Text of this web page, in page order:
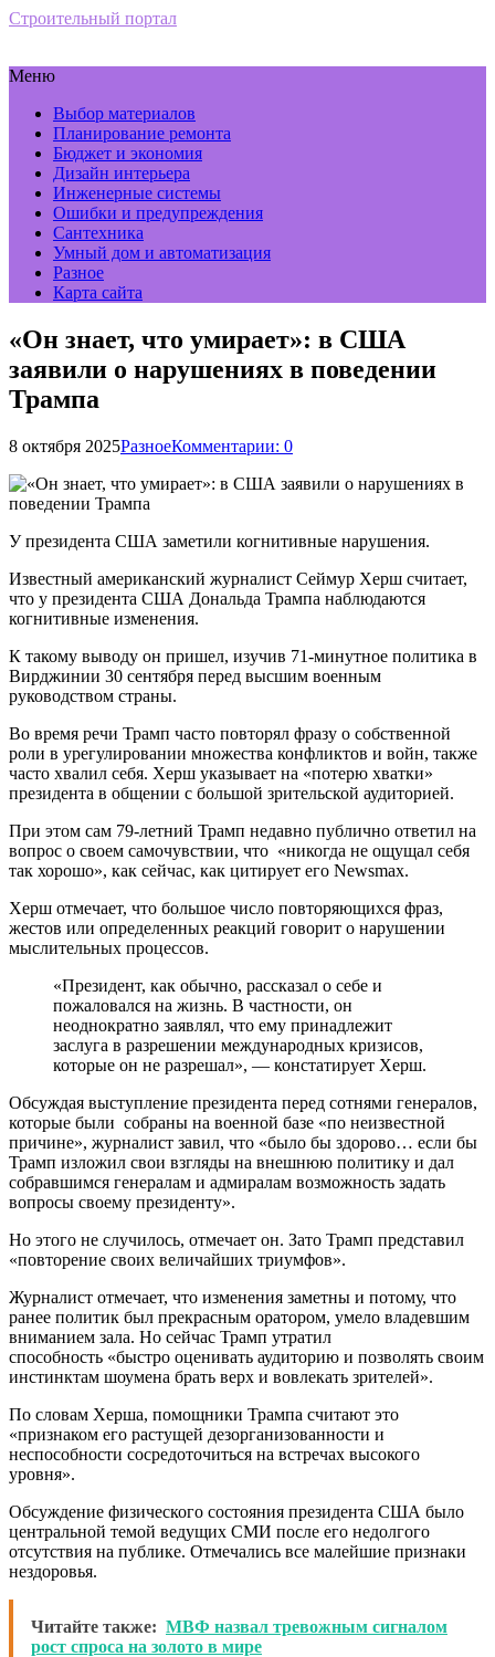
Строительный портал
Меню
Выбор материалов
Планирование ремонта
Бюджет и экономия
Дизайн интерьера
Инженерные системы
Ошибки и предупреждения
Сантехника
Умный дом и автоматизация
Разное
Карта сайта
«Он знает, что умирает»: в США
заявили о нарушениях в поведении
Трампа
8 октября 2025РазноеКомментарии: 0
У президента США заметили когнитивные нарушения.
Известный американский журналист Сеймур Херш считает,
что у президента США Дональда Трампа наблюдаются
когнитивные изменения.
К такому выводу он пришел, изучив 71-минутное политика в
Вирджинии 30 сентября перед высшим военным
руководством страны.
Во время речи Трамп часто повторял фразу о собственной
роли в урегулировании множества конфликтов и войн, также
часто хвалил себя. Херш указывает на «потерю хватки»
президента в общении с большой зрительской аудиторией.
При этом сам 79-летний Трамп недавно публично ответил на
вопрос о своем самочувствии, что «никогда не ощущал себя
так хорошо», как сейчас, как цитирует его Newsmax.
Херш отмечает, что большое число повторяющихся фраз,
жестов или определенных реакций говорит о нарушении
мыслительных процессов.
«Президент, как обычно, рассказал о себе и
пожаловался на жизнь. В частности, он
неоднократно заявлял, что ему принадлежит
заслуга в разрешении международных кризисов,
которые он не разрешал», — констатирует Херш.
Обсуждая выступление президента перед сотнями генералов,
которые были собраны на военной базе «по неизвестной
причине», журналист завил, что «было бы здорово… если бы
Трамп изложил свои взгляды на внешнюю политику и дал
собравшимся генералам и адмиралам возможность задать
вопросы своему президенту».
Но этого не случилось, отмечает он. Зато Трамп представил
«повторение своих величайших триумфов».
Журналист отмечает, что изменения заметны и потому, что
ранее политик был прекрасным оратором, умело владевшим
вниманием зала. Но сейчас Трамп утратил
способность «быстро оценивать аудиторию и позволять своим
инстинктам шоумена брать верх и вовлекать зрителей».
По словам Херша, помощники Трампа считают это
«признаком его растущей дезорганизованности и
неспособности сосредоточиться на встречах высокого
уровня».
Обсуждение физического состояния президента США было
центральной темой ведущих СМИ после его недолгого
отсутствия на публике. Отмечались все малейшие признаки
нездоровья.
Читайте также: МВФ назвал тревожным сигналом
рост спроса на золото в мире